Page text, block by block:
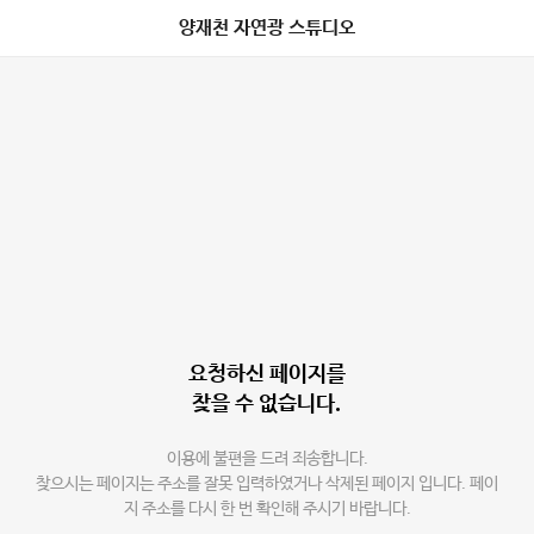
양재천 자연광 스튜디오
요청하신 페이지를
찾을 수 없습니다.
이용에 불편을 드려 죄송합니다.
찾으시는 페이지는 주소를 잘못 입력하였거나 삭제된 페이지 입니다. 페이
지 주소를 다시 한 번 확인해 주시기 바랍니다.